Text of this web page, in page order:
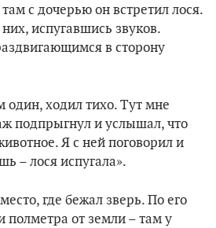
с дочерью он встретил лося.
испугавшись звуков.
в сторону
один, ходил тихо. Тут мне
подпрыгнул и услышал, что
Я с ней поговорил и
– лося испугала».
где бежал зверь. По его
полметра от земли – там у